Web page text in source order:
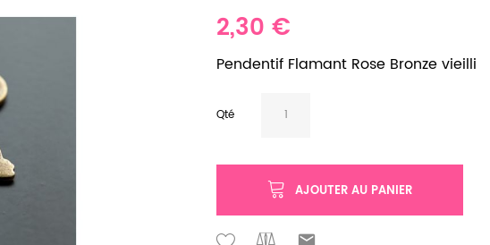
2,30 €
Pendentif Flamant Rose Bronze vieilli
Qté
AJOUTER AU PANIER